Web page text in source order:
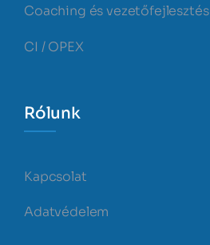
Coaching és vezetőfejlesztés
CI / OPEX
Rólunk
Kapcsolat
Adatvédelem